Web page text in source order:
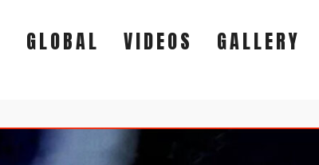
GLOBAL VIDEOS GALLERY
EXCLUSIVE